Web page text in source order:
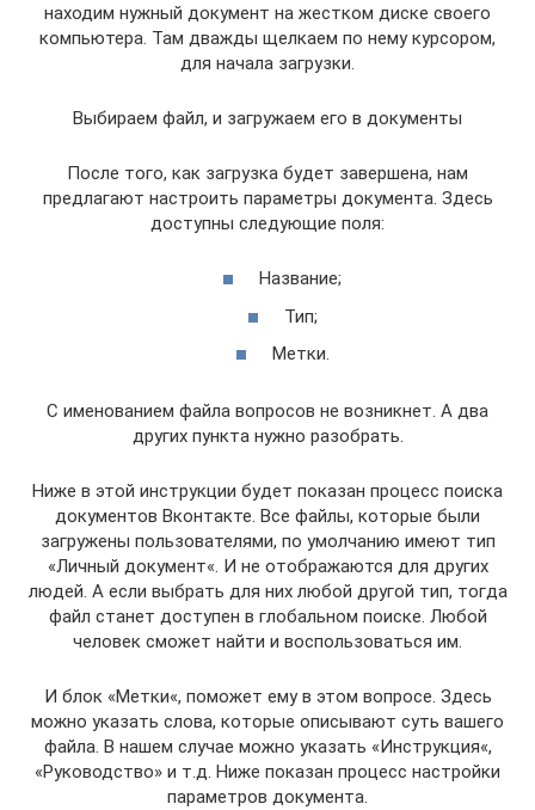
находим нужный документ на жестком диске своего
компьютера. Там дважды щелкаем по нему курсором,
для начала загрузки.
Выбираем файл, и загружаем его в документы
После того, как загрузка будет завершена, нам
предлагают настроить параметры документа. Здесь
доступны следующие поля:
Название;
Тип;
Метки.
С именованием файла вопросов не возникнет. А два
других пункта нужно разобрать.
Ниже в этой инструкции будет показан процесс поиска
документов Вконтакте. Все файлы, которые были
загружены пользователями, по умолчанию имеют тип
«Личный документ«. И не отображаются для других
людей. А если выбрать для них любой другой тип, тогда
файл станет доступен в глобальном поиске. Любой
человек сможет найти и воспользоваться им.
И блок «Метки«, поможет ему в этом вопросе. Здесь
можно указать слова, которые описывают суть вашего
файла. В нашем случае можно указать «Инструкция«,
«Руководство» и т.д. Ниже показан процесс настройки
параметров документа.